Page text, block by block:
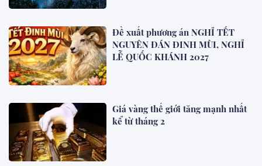
Đề xuất phương án NGHỈ TẾT
NGUYÊN ĐÁN ĐINH MÙI, NGHỈ
LỄ QUỐC KHÁNH 2027
Giá vàng thế giới tăng mạnh nhất
kể từ tháng 2